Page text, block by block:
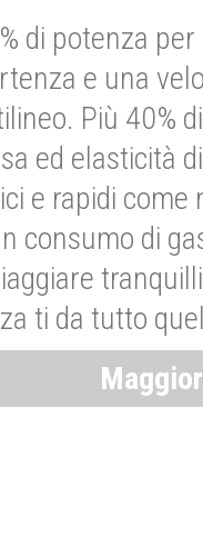
di potenza
e una
Più 40%
ed elasticità
e rapidi come
consumo di
ti da tutto